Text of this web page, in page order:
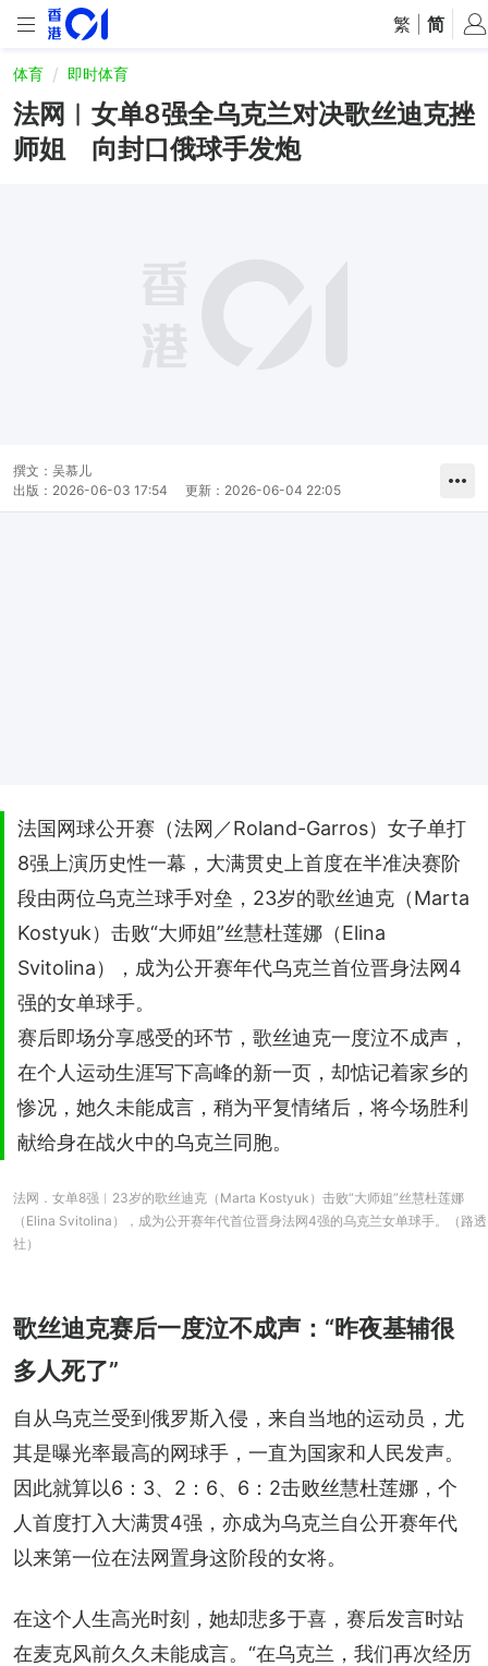
繁 简
体育 即时体育
法网︱女单8强全乌克兰对决歌丝迪克挫
师姐 向封口俄球手发炮
撰文： 吴慕儿
出版： 2026-06-03 17:54 更新： 2026-06-04 22:05
法国网球公开赛（法网／Roland-Garros）女子单打
8强上演历史性一幕，大满贯史上首度在半准决赛阶
段由两位乌克兰球手对垒，23岁的歌丝迪克（Marta
Kostyuk）击败“大师姐”丝慧杜莲娜（Elina
Svitolina），成为公开赛年代乌克兰首位晋身法网4
强的女单球手。
赛后即场分享感受的环节，歌丝迪克一度泣不成声，
在个人运动生涯写下高峰的新一页，却惦记着家乡的
惨况，她久未能成言，稍为平复情绪后，将今场胜利
献给身在战火中的乌克兰同胞。
法网．女单8强︱23岁的歌丝迪克（Marta Kostyuk）击败“大师姐”丝慧杜莲娜
（Elina Svitolina），成为公开赛年代首位晋身法网4强的乌克兰女单球手。（路透
社）
歌丝迪克赛后一度泣不成声：“昨夜基辅很
多人死了”
自从乌克兰受到俄罗斯入侵，来自当地的运动员，尤
其是曝光率最高的网球手，一直为国家和人民发声。
因此就算以6：3、2：6、6：2击败丝慧杜莲娜，个
人首度打入大满贯4强，亦成为乌克兰自公开赛年代
以来第一位在法网置身这阶段的女将。
在这个人生高光时刻，她却悲多于喜，赛后发言时站
在麦克风前久久未能成言。“在乌克兰，我们再次经历